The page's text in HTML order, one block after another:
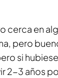
cerca en
pero
si
2-3 años